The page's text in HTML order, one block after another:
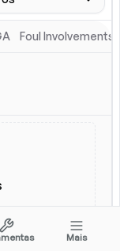
Foul Involvements
Mais